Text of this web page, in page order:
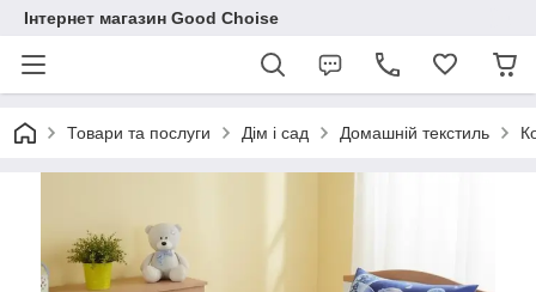
Інтернет магазин Good Choise
Товари та послуги Дім і сад Домашній текстиль